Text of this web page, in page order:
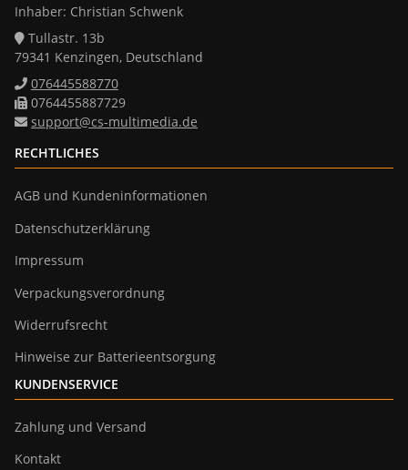
Inhaber: Christian Schwenk
Tullastr. 13b
79341 Kenzingen, Deutschland
076445588770
0764455887729
support@cs-multimedia.de
RECHTLICHES
AGB und Kundeninformationen
Datenschutzerklärung
Impressum
Verpackungsverordnung
Widerrufsrecht
Hinweise zur Batterieentsorgung
KUNDENSERVICE
Zahlung und Versand
Kontakt